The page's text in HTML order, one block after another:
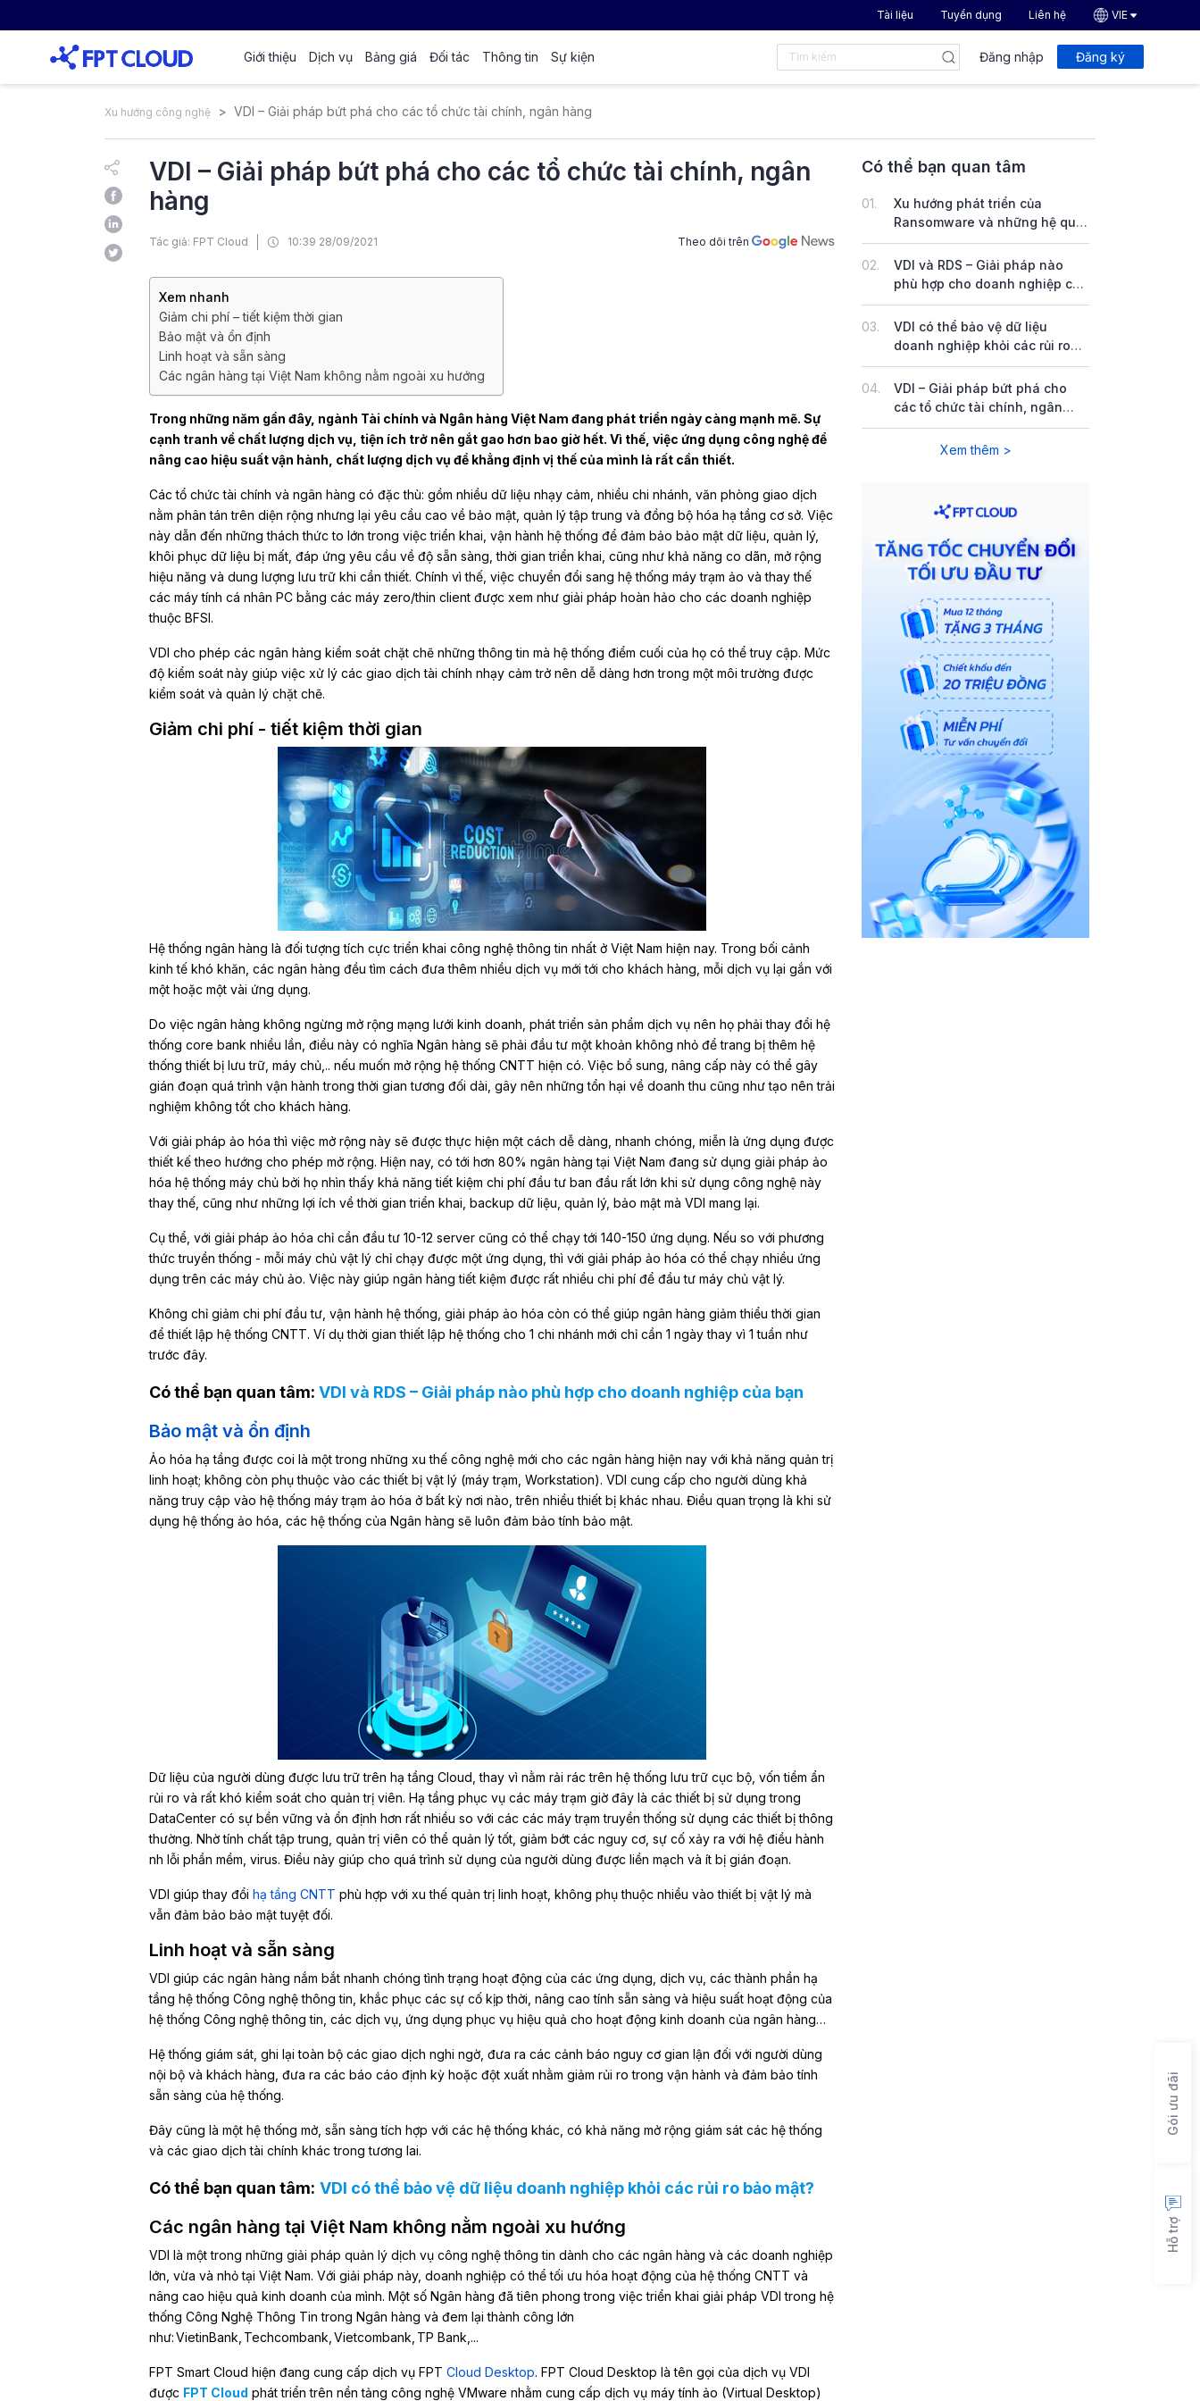
Tài liệu Tuyển dụng Liên hệ VIE
Giới thiệu Dịch vụ Bảng giá Đối tác Thông tin Sự kiện Đăng nhập Đăng ký
Xu hướng công nghệ VDI – Giải pháp bứt phá cho các tổ chức tài chính, ngân hàng
VDI – Giải pháp bứt phá cho các tổ chức tài chính, ngân
hàng
Tác giả: FPT Cloud 10:39 28/09/2021 Theo dõi trên
Xem nhanh
Giảm chi phí – tiết kiệm thời gian
Bảo mật và ổn định
Linh hoạt và sẵn sàng
Các ngân hàng tại Việt Nam không nằm ngoài xu hướng
Trong những năm gần đây, ngành Tài chính và Ngân hàng Việt Nam đang phát triển ngày càng mạnh mẽ. Sự
cạnh tranh về chất lượng dịch vụ, tiện ích trở nên gắt gao hơn bao giờ hết. Vì thế, việc ứng dụng công nghệ để
nâng cao hiệu suất vận hành, chất lượng dịch vụ để khẳng định vị thế của mình là rất cần thiết.
Các tổ chức tài chính và ngân hàng có đặc thù: gồm nhiều dữ liệu nhạy cảm, nhiều chi nhánh, văn phòng giao dịch
nằm phân tán trên diện rộng nhưng lại yêu cầu cao về bảo mật, quản lý tập trung và đồng bộ hóa hạ tầng cơ sở. Việc
này dẫn đến những thách thức to lớn trong việc triển khai, vận hành hệ thống để đảm bảo bảo mật dữ liệu, quản lý,
khôi phục dữ liệu bị mất, đáp ứng yêu cầu về độ sẵn sàng, thời gian triển khai, cũng như khả năng co dãn, mở rộng
hiệu năng và dung lượng lưu trữ khi cần thiết. Chính vì thế, việc chuyển đổi sang hệ thống máy trạm ảo và thay thế
các máy tính cá nhân PC bằng các máy zero/thin client được xem như giải pháp hoàn hảo cho các doanh nghiệp
thuộc BFSI.
VDI cho phép các ngân hàng kiểm soát chặt chẽ những thông tin mà hệ thống điểm cuối của họ có thể truy cập. Mức
độ kiểm soát này giúp việc xử lý các giao dịch tài chính nhạy cảm trở nên dễ dàng hơn trong một môi trường được
kiểm soát và quản lý chặt chẽ.
Giảm chi phí - tiết kiệm thời gian
Hệ thống ngân hàng là đối tượng tích cực triển khai công nghệ thông tin nhất ở Việt Nam hiện nay. Trong bối cảnh
kinh tế khó khăn, các ngân hàng đều tìm cách đưa thêm nhiều dịch vụ mới tới cho khách hàng, mỗi dịch vụ lại gắn với
một hoặc một vài ứng dụng.
Do việc ngân hàng không ngừng mở rộng mạng lưới kinh doanh, phát triển sản phẩm dịch vụ nên họ phải thay đổi hệ
thống core bank nhiều lần, điều này có nghĩa Ngân hàng sẽ phải đầu tư một khoản không nhỏ để trang bị thêm hệ
thống thiết bị lưu trữ, máy chủ,.. nếu muốn mở rộng hệ thống CNTT hiện có. Việc bổ sung, nâng cấp này có thể gây
gián đoạn quá trình vận hành trong thời gian tương đối dài, gây nên những tổn hại về doanh thu cũng như tạo nên trải
nghiệm không tốt cho khách hàng.
Với giải pháp ảo hóa thì việc mở rộng này sẽ được thực hiện một cách dễ dàng, nhanh chóng, miễn là ứng dụng được
thiết kế theo hướng cho phép mở rộng. Hiện nay, có tới hơn 80% ngân hàng tại Việt Nam đang sử dụng giải pháp ảo
hóa hệ thống máy chủ bởi họ nhìn thấy khả năng tiết kiệm chi phí đầu tư ban đầu rất lớn khi sử dụng công nghệ này
thay thế, cũng như những lợi ích về thời gian triển khai, backup dữ liệu, quản lý, bảo mật mà VDI mang lại.
Cụ thể, với giải pháp ảo hóa chỉ cần đầu tư 10-12 server cũng có thể chạy tới 140-150 ứng dụng. Nếu so với phương
thức truyền thống - mỗi máy chủ vật lý chỉ chạy được một ứng dụng, thì với giải pháp ảo hóa có thể chạy nhiều ứng
dụng trên các máy chủ ảo. Việc này giúp ngân hàng tiết kiệm được rất nhiều chi phí để đầu tư máy chủ vật lý.
Không chỉ giảm chi phí đầu tư, vận hành hệ thống, giải pháp ảo hóa còn có thể giúp ngân hàng giảm thiểu thời gian
để thiết lập hệ thống CNTT. Ví dụ thời gian thiết lập hệ thống cho 1 chi nhánh mới chỉ cần 1 ngày thay vì 1 tuần như
trước đây.
Có thể bạn quan tâm: VDI và RDS – Giải pháp nào phù hợp cho doanh nghiệp của bạn
Bảo mật và ổn định
Ảo hóa hạ tầng được coi là một trong những xu thế công nghệ mới cho các ngân hàng hiện nay với khả năng quản trị
linh hoạt; không còn phụ thuộc vào các thiết bị vật lý (máy trạm, Workstation). VDI cung cấp cho người dùng khả
năng truy cập vào hệ thống máy trạm ảo hóa ở bất kỳ nơi nào, trên nhiều thiết bị khác nhau. Điều quan trọng là khi sử
dụng hệ thống ảo hóa, các hệ thống của Ngân hàng sẽ luôn đảm bảo tính bảo mật.
Dữ liệu của người dùng được lưu trữ trên hạ tầng Cloud, thay vì nằm rải rác trên hệ thống lưu trữ cục bộ, vốn tiềm ẩn
rủi ro và rất khó kiểm soát cho quản trị viên. Hạ tầng phục vụ các máy trạm giờ đây là các thiết bị sử dụng trong
DataCenter có sự bền vững và ổn định hơn rất nhiều so với các các máy trạm truyền thống sử dụng các thiết bị thông
thường. Nhờ tính chất tập trung, quản trị viên có thể quản lý tốt, giảm bớt các nguy cơ, sự cố xảy ra với hệ điều hành
nh lỗi phần mềm, virus. Điều này giúp cho quá trình sử dụng của người dùng được liền mạch và ít bị gián đoạn.
VDI giúp thay đổi hạ tầng CNTT phù hợp với xu thế quản trị linh hoạt, không phụ thuộc nhiều vào thiết bị vật lý mà
vẫn đảm bảo bảo mật tuyệt đối.
Linh hoạt và sẵn sàng
VDI giúp các ngân hàng nắm bắt nhanh chóng tình trạng hoạt động của các ứng dụng, dịch vụ, các thành phần hạ
tầng hệ thống Công nghệ thông tin, khắc phục các sự cố kịp thời, nâng cao tính sẵn sàng và hiệu suất hoạt động của
hệ thống Công nghệ thông tin, các dịch vụ, ứng dụng phục vụ hiệu quả cho hoạt động kinh doanh của ngân hàng…
Hệ thống giám sát, ghi lại toàn bộ các giao dịch nghi ngờ, đưa ra các cảnh báo nguy cơ gian lận đối với người dùng
nội bộ và khách hàng, đưa ra các báo cáo định kỳ hoặc đột xuất nhằm giảm rủi ro trong vận hành và đảm bảo tính
sẵn sàng của hệ thống.
Đây cũng là một hệ thống mở, sẵn sàng tích hợp với các hệ thống khác, có khả năng mở rộng giám sát các hệ thống
và các giao dịch tài chính khác trong tương lai.
Có thể bạn quan tâm: VDI có thể bảo vệ dữ liệu doanh nghiệp khỏi các rủi ro bảo mật?
Các ngân hàng tại Việt Nam không nằm ngoài xu hướng
VDI là một trong những giải pháp quản lý dịch vụ công nghệ thông tin dành cho các ngân hàng và các doanh nghiệp
lớn, vừa và nhỏ tại Việt Nam. Với giải pháp này, doanh nghiệp có thể tối ưu hóa hoạt động của hệ thống CNTT và
nâng cao hiệu quả kinh doanh của mình. Một số Ngân hàng đã tiên phong trong việc triển khai giải pháp VDI trong hệ
thống Công Nghệ Thông Tin trong Ngân hàng và đem lại thành công lớn
như: VietinBank, Techcombank, Vietcombank, TP Bank,...
FPT Smart Cloud hiện đang cung cấp dịch vụ FPT Cloud Desktop. FPT Cloud Desktop là tên gọi của dịch vụ VDI
được FPT Cloud phát triển trên nền tảng công nghệ VMware nhằm cung cấp dịch vụ máy tính ảo (Virtual Desktop)
Có thể bạn quan tâm
01.
Xu hướng phát triển của
Ransomware và những hệ quả
đối với doanh nghiệp
02.
VDI và RDS – Giải pháp nào
phù hợp cho doanh nghiệp của
bạn
03.
VDI có thể bảo vệ dữ liệu
doanh nghiệp khỏi các rủi ro
bảo mật?
04.
VDI – Giải pháp bứt phá cho
các tổ chức tài chính, ngân
hàng
Xem thêm >
Hỗ trợ
Gói ưu đãi